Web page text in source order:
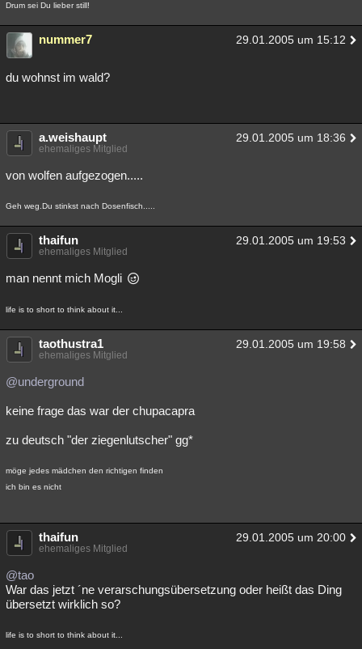
Drum sei Du lieber still!
nummer7 29.01.2005 um 15:12
du wohnst im wald?
a.weishaupt 29.01.2005 um 18:36
ehemaliges Mitglied
von wolfen aufgezogen.....
Geh weg.Du stinkst nach Dosenfisch.....
thaifun 29.01.2005 um 19:53
ehemaliges Mitglied
man nennt mich Mogli
life is to short to think about it...
taothustra1 29.01.2005 um 19:58
ehemaliges Mitglied
@underground
keine frage das war der chupacapra
zu deutsch "der ziegenlutscher" gg*
möge jedes mädchen den richtigen finden
ich bin es nicht
thaifun 29.01.2005 um 20:00
ehemaliges Mitglied
@tao
War das jetzt ´ne verarschungsübersetzung oder heißt das Ding
übersetzt wirklich so?
life is to short to think about it...